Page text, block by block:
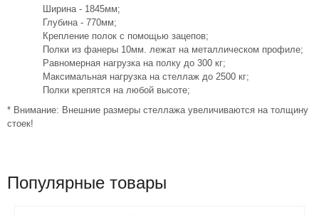
Ширина - 1845мм;
Глубина - 770мм;
Крепление полок с помощью зацепов;
Полки из фанеры 10мм. лежат на металлическом профиле;
Равномерная нагрузка на полку до 300 кг;
Максимальная нагрузка на стеллаж до 2500 кг;
Полки крепятся на любой высоте;
* Внимание: Внешние размеры стеллажа увеличиваются на толщину
стоек!
Популярные товары